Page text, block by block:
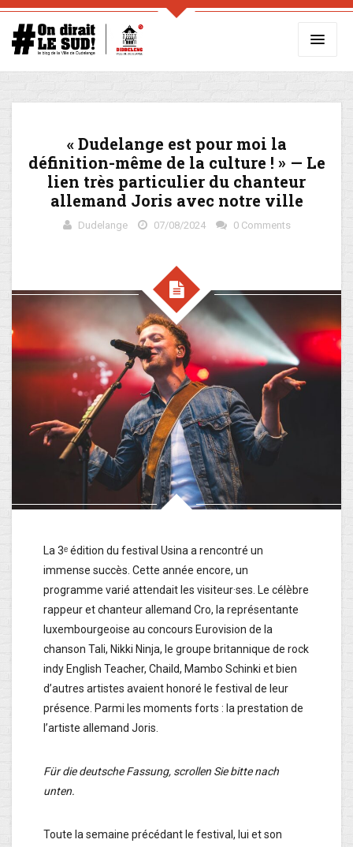
« Dudelange est pour moi la
définition-même de la culture ! » — Le
lien très particulier du chanteur
allemand Joris avec notre ville
Dudelange 07/08/2024 0 Comments
La 3ᵉ édition du festival Usina a rencontré un
immense succès. Cette année encore, un
programme varié attendait les visiteur·ses. Le célèbre
rappeur et chanteur allemand Cro, la représentante
luxembourgeoise au concours Eurovision de la
chanson Tali, Nikki Ninja, le groupe britannique de rock
indy English Teacher, Chaild, Mambo Schinki et bien
d’autres artistes avaient honoré le festival de leur
présence. Parmi les moments forts : la prestation de
l’artiste allemand Joris.
Für die deutsche Fassung, scrollen Sie bitte nach
unten.
Toute la semaine précédant le festival, lui et son